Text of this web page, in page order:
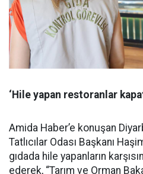
‘Hile yapan restoranlar
Amida Haber’e konuşan
Tatlıcılar Odası Başkanı
gıdada hile yapanların
ederek, “Tarım ve Orman